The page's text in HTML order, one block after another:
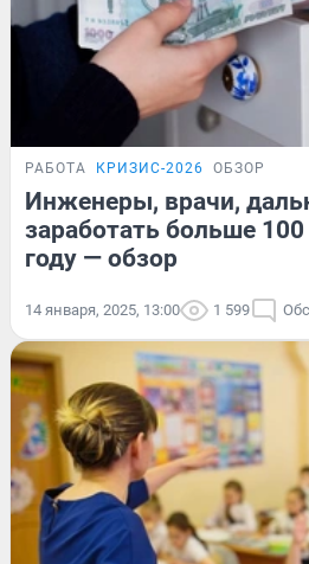
РАБОТА КРИЗИС-2026 ОБЗОР
Инженеры, врачи,
заработать больше
году — обзор
14 января, 2025, 13:00 1 599